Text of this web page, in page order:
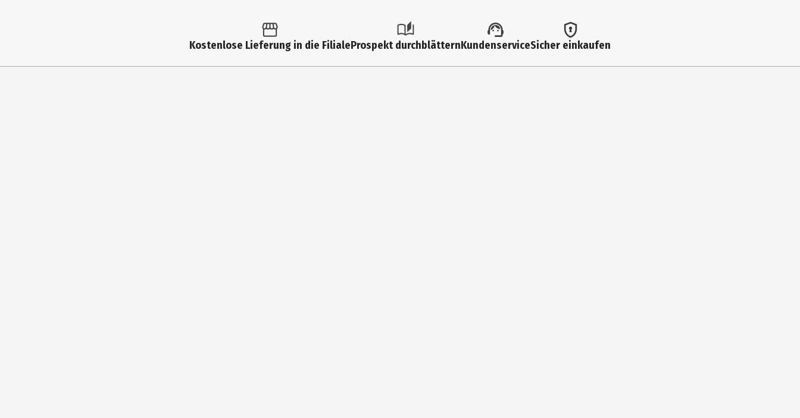
bedienungsfreundlich
Kostenlose Lieferung in die FilialeProspekt durchblätternKundenserviceSicher einkaufen